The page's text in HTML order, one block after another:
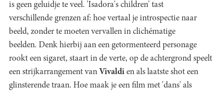
is geen geluidje te veel. 'Isadora's children' tast
verschillende grenzen af: hoe vertaal je introspectie naar
beeld, zonder te moeten vervallen in clichématige
beelden. Denk hierbij aan een getormenteerd personage
rookt een sigaret, staart in de verte, op de achtergrond speelt
een strijkarrangement van Vivaldi en als laatste shot een
glinsterende traan. Hoe maak je een film met 'dans' als